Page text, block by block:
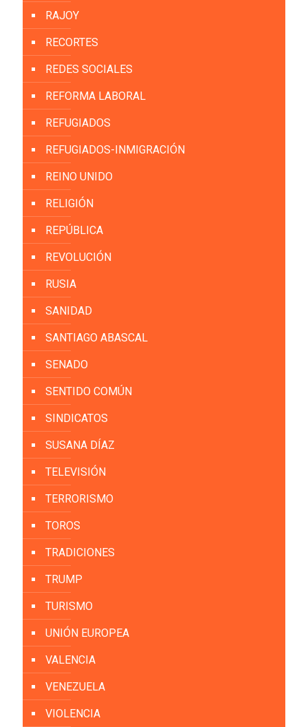
RAJOY
RECORTES
REDES SOCIALES
REFORMA LABORAL
REFUGIADOS
REFUGIADOS-INMIGRACIÓN
REINO UNIDO
RELIGIÓN
REPÚBLICA
REVOLUCIÓN
RUSIA
SANIDAD
SANTIAGO ABASCAL
SENADO
SENTIDO COMÚN
SINDICATOS
SUSANA DÍAZ
TELEVISIÓN
TERRORISMO
TOROS
TRADICIONES
TRUMP
TURISMO
UNIÓN EUROPEA
VALENCIA
VENEZUELA
VIOLENCIA